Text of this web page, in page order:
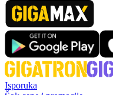
Isporuka